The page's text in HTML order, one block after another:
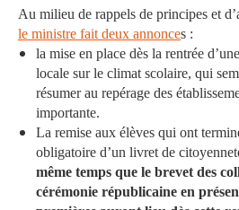
Au milieu de rappels de principes et
le ministre fait deux annonces :
la mise en place dès la rentrée
locale sur le climat scolaire, qui
résumer au repérage des
importante.
La remise aux élèves qui ont
obligatoire d’un livret de
même temps que le brevet des
cérémonie républicaine en